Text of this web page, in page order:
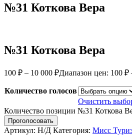
№31 Коткова Вера
№31 Коткова Вера
100 ₽ – 10 000 ₽Диапазон цен: 100 ₽
Количество голосов
Очистить
Количество позиции №31 Коткова
Проголосовать
Артикул: Н/Д Категория: Мисс